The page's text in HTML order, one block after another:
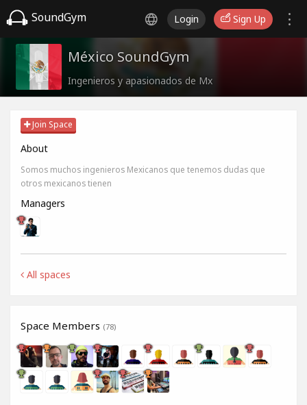
SoundGym Login Sign Up
México SoundGym
Ingenieros y apasionados de Mx
Join Space
About
Somos muchos ingenieros Mexicanos que tenemos dudas que
otros mexicanos tienen
Managers
All spaces
Space Members (78)